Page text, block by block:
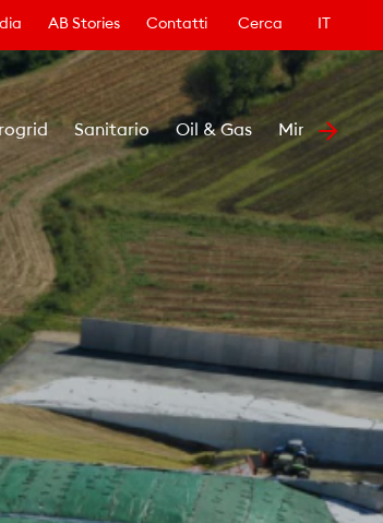
AB Stories Contatti Cerca IT
Sanitario Oil & Gas Minerario